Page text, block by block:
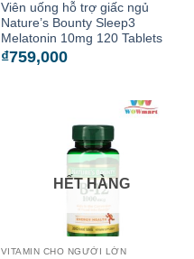
Viên uống hỗ trợ giấc ngủ
Nature’s Bounty Sleep3
Melatonin 10mg 120 Tablets
₫759,000
HẾT HÀNG
VITAMIN CHO NGƯỜI LỚN